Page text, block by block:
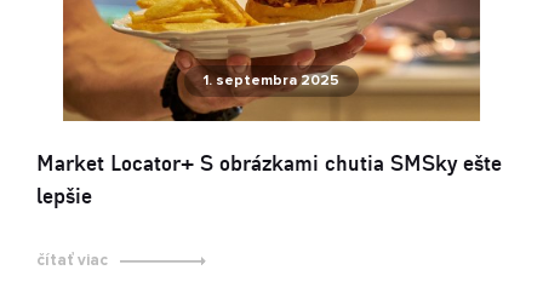
1. septembra 2025
Market Locator+ S obrázkami chutia SMSky ešte
lepšie
čítať viac